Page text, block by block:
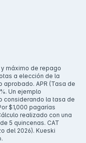
máximo de repago
a elección de la
APR (Tasa de
Un ejemplo
considerando la tasa de
$1,000 pagarías
realizado con una
5 quincenas. CAT
del 2026). Kueski